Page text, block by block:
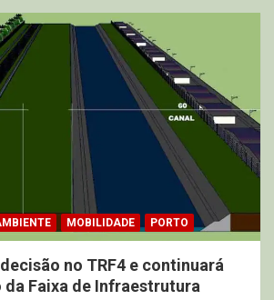
MOBILIDADE PORTO
no TRF4 e continuará
Faixa de Infraestrutura